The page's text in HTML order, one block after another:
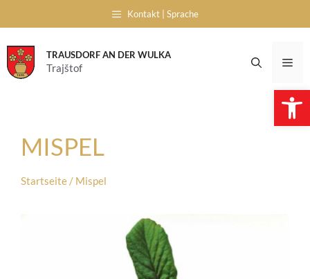
to
content
Kontakt | Sprache
TRAUSDORF AN DER WULKA
Trajštof
MISPEL
Startseite / Mispel